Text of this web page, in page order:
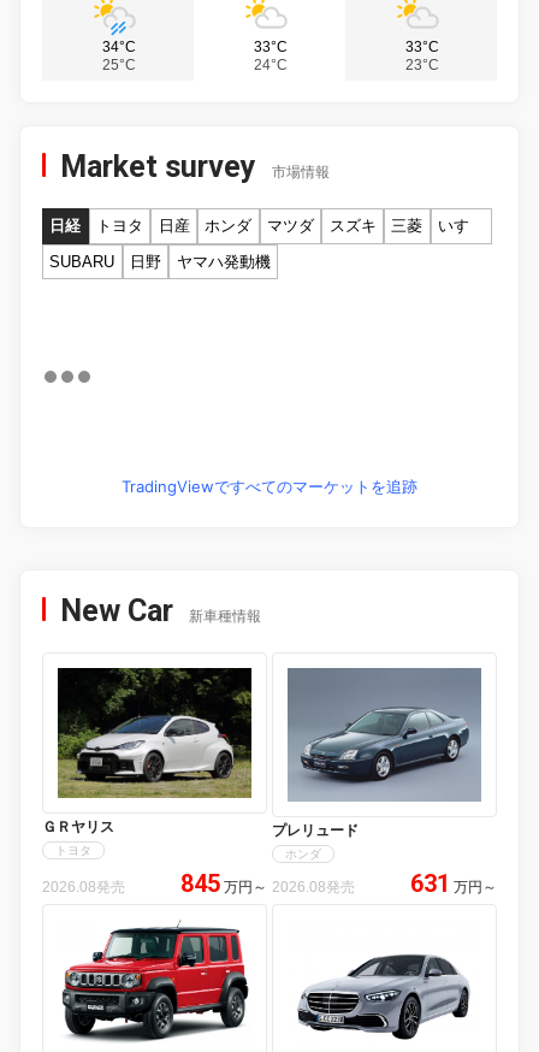
34°C
25°C
33°C
24°C
33°C
23°C
Market survey 市場情報
日経 トヨタ 日産 ホンダ マツダ スズキ 三菱
いすゞ
SUBARU
日野 ヤマハ発動機
TradingViewですべてのマーケットを追跡
New Car 新車種情報
ＧＲヤリス
トヨタ
2026.08発売 845 万円 ～
プレリュード
ホンダ
2026.08発売 631 万円 ～